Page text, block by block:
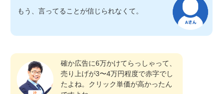
もう、言ってることが信じられなくて。
確か広告に6万かけてらっしゃって、
売り上げが3〜4万円程度で赤字でし
たよね。クリック単価が高かったん